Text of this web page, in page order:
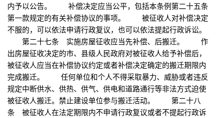
内予以公告。 补偿决定应当公平，包括本条例第二十五条
第一款规定的有关补偿协议的事项。 被征收人对补偿决定
不服的，可以依法申请行政复议，也可以依法提起行政诉讼。
第二十七条 实施房屋征收应当先补偿、后搬迁。 作
出房屋征收决定的市、县级人民政府对被征收人给予补偿后，
被征收人应当在补偿协议约定或者补偿决定确定的搬迁期限内
完成搬迁。 任何单位和个人不得采取暴力、威胁或者违反
规定中断供水、供热、供气、供电和道路通行等非法方式迫使
被征收人搬迁。禁止建设单位参与搬迁活动。 第二十八
条 被征收人在法定期限内不申请行政复议或者不提起行政诉